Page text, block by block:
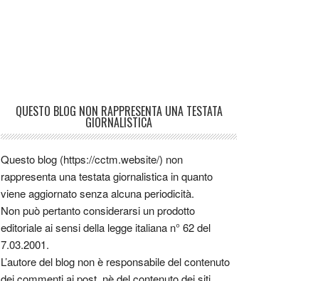
QUESTO BLOG NON RAPPRESENTA UNA TESTATA
GIORNALISTICA
Questo blog (https://cctm.website/) non
rappresenta una testata giornalistica in quanto
viene aggiornato senza alcuna periodicità.
Non può pertanto considerarsi un prodotto
editoriale ai sensi della legge italiana n° 62 del
7.03.2001.
L’autore del blog non è responsabile del contenuto